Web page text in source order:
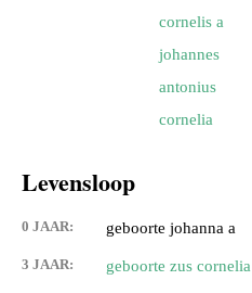
cornelis a
johannes
antonius
cornelia
Levensloop
0 JAAR: geboorte johanna a
3 JAAR: geboorte zus cornelia